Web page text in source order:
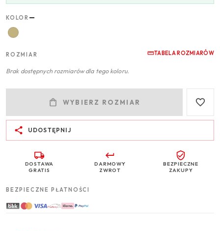
KOLOR —
ROZMIAR TABELA ROZMIARÓW
Brak dostępnych rozmiarów dla tego koloru.
WYBIERZ ROZMIAR
UDOSTĘPNIJ
DOSTAWA
GRATIS
DARMOWY
ZWROT
BEZPIECZNE
ZAKUPY
BEZPIECZNE PŁATNOŚCI